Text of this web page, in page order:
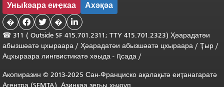
Уныҟәара еиҿкаа Ахәқәа
�   � 
☎ 311 ( Outside SF 415.701.2311; TTY 415.701.2323) Ҳәарадатәи
абызшәатә цхыраара / Ҳәарадатәи абызшәатә цхыраара / Ҭыр /
Ацхыраара лингвистикатә хәыда - ԥсада /
Акопиразин © 2013-2025 Сан-Франциско ақалақьтә еиҭанагаратә
Агентра (SFMTA). Азинқәа зегьы хьчоуп.